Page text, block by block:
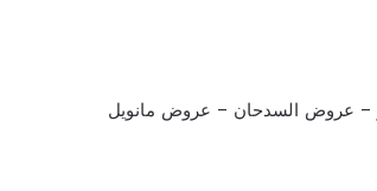
– عروض السدحان – عروض مانويل